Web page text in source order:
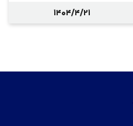
۱۴۰۴/۴/۲۱